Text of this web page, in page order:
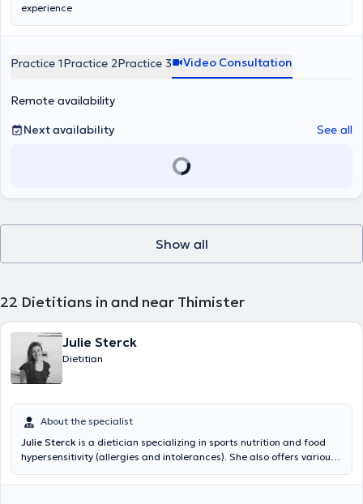
experience
Practice 1Practice 2Practice 3 Video Consultation
Remote availability
Next availability
See all
Show all
22 Dietitians in and near Thimister
Julie Sterck
Dietitian
About the specialist
Julie Sterck is a dietician specializing in sports nutrition and food
hypersensitivity (allergies and intolerances). She also offers various
accompany you towards a healthy lifestyle, without frustration and